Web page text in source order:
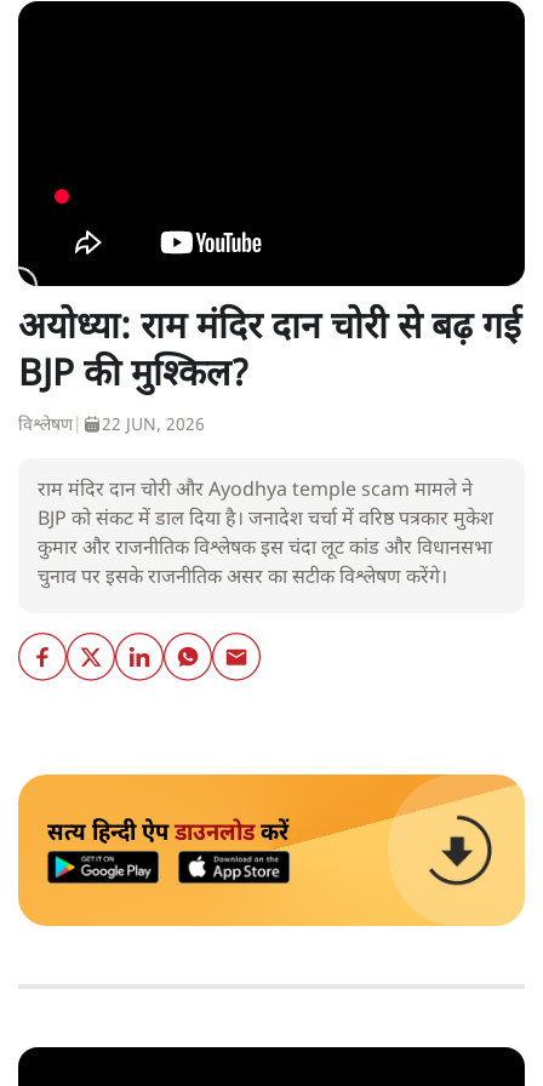
अयोध्या: राम मंदिर दान चोरी से बढ़ गई
BJP की मुश्किल?
विश्लेषण| 22 JUN, 2026
राम मंदिर दान चोरी और Ayodhya temple scam मामले ने
BJP को संकट में डाल दिया है। जनादेश चर्चा में वरिष्ठ पत्रकार मुकेश
कुमार और राजनीतिक विश्लेषक इस चंदा लूट कांड और विधानसभा
चुनाव पर इसके राजनीतिक असर का सटीक विश्लेषण करेंगे।
सत्य हिन्दी ऐपडाउनलोडकरें